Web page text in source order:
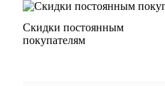
Скидки постоянным
покупателям